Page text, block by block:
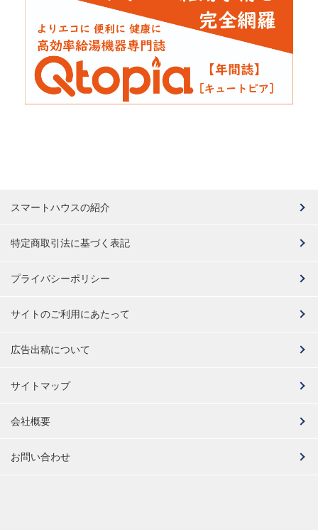
スマートハウスの紹介
特定商取引法に基づく表記
プライバシーポリシー
サイトのご利用にあたって
広告出稿について
サイトマップ
会社概要
お問い合わせ